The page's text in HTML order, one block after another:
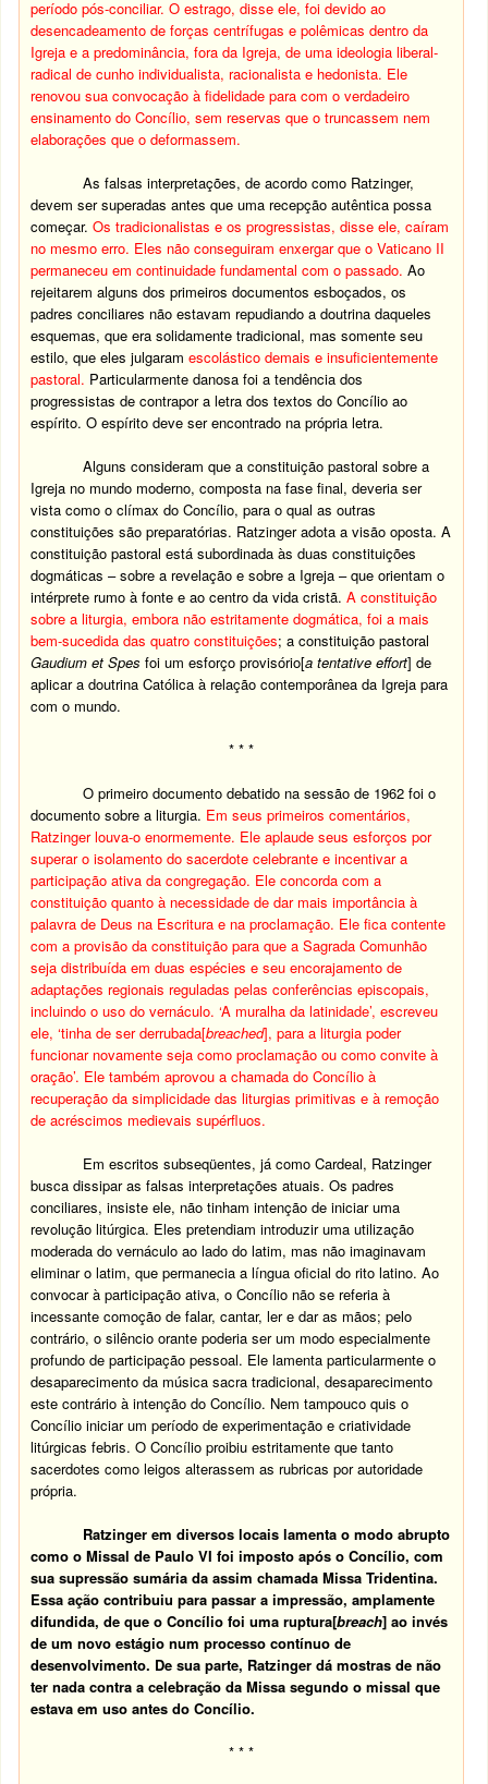
período pós-conciliar. O estrago, disse ele, foi devido ao
desencadeamento de forças centrífugas e polêmicas dentro da
Igreja e a predominância, fora da Igreja, de uma ideologia liberal-
radical de cunho individualista, racionalista e hedonista. Ele
renovou sua convocação à fidelidade para com o verdadeiro
ensinamento do Concílio, sem reservas que o truncassem nem
elaborações que o deformassem.
As falsas interpretações, de acordo como Ratzinger,
devem ser superadas antes que uma recepção autêntica possa
começar.Os tradicionalistas e os progressistas, disse ele, caíram
no mesmo erro. Eles não conseguiram enxergar que o Vaticano II
permaneceu em continuidade fundamental com o passado.Ao
rejeitarem alguns dos primeiros documentos esboçados, os
padres conciliares não estavam repudiando a doutrina daqueles
esquemas, que era solidamente tradicional, mas somente seu
estilo, que eles julgaramescolástico demais e insuficientemente
pastoral. Particularmente danosa foi a tendência dos
progressistas de contrapor a letra dos textos do Concílio ao
espírito. O espírito deve ser encontrado na própria letra.
Alguns consideram que a constituição pastoral sobre a
Igreja no mundo moderno, composta na fase final, deveria ser
vista como o clímax do Concílio, para o qual as outras
constituições são preparatórias. Ratzinger adota a visão oposta. A
constituição pastoral está subordinada às duas constituições
dogmáticas – sobre a revelação e sobre a Igreja – que orientam o
intérprete rumo à fonte e ao centro da vida cristã.A constituição
sobre a liturgia, embora não estritamente dogmática, foi a mais
bem-sucedida das quatro constituições; a constituição pastoral
Gaudium et Spesfoi um esforço provisório[a tentative effort] de
aplicar a doutrina Católica à relação contemporânea da Igreja para
com o mundo.
* * *
O primeiro documento debatido na sessão de 1962 foi o
documento sobre a liturgia. Em seus primeiros comentários,
Ratzinger louva-o enormemente. Ele aplaude seus esforços por
superar o isolamento do sacerdote celebrante e incentivar a
participação ativa da congregação. Ele concorda com a
constituição quanto à necessidade de dar mais importância à
palavra de Deus na Escritura e na proclamação. Ele fica contente
com a provisão da constituição para que a Sagrada Comunhão
seja distribuída em duas espécies e seu encorajamento de
adaptações regionais reguladas pelas conferências episcopais,
incluindo o uso do vernáculo. ‘A muralha da latinidade’, escreveu
ele, ‘tinha de ser derrubada[breached], para a liturgia poder
funcionar novamente seja como proclamação ou como convite à
oração’. Ele também aprovou a chamada do Concílio à
recuperação da simplicidade das liturgias primitivas e à remoção
de acréscimos medievais supérfluos.
Em escritos subseqüentes, já como Cardeal, Ratzinger
busca dissipar as falsas interpretações atuais. Os padres
conciliares, insiste ele, não tinham intenção de iniciar uma
revolução litúrgica. Eles pretendiam introduzir uma utilização
moderada do vernáculo ao lado do latim, mas não imaginavam
eliminar o latim, que permanecia a língua oficial do rito latino. Ao
convocar à participação ativa, o Concílio não se referia à
incessante comoção de falar, cantar, ler e dar as mãos; pelo
contrário, o silêncio orante poderia ser um modo especialmente
profundo de participação pessoal. Ele lamenta particularmente o
desaparecimento da música sacra tradicional, desaparecimento
este contrário à intenção do Concílio. Nem tampouco quis o
Concílio iniciar um período de experimentação e criatividade
litúrgicas febris. O Concílio proibiu estritamente que tanto
sacerdotes como leigos alterassem as rubricas por autoridade
própria.
Ratzinger em diversos locais lamenta o modo abrupto
como o Missal de Paulo VI foi imposto após o Concílio, com
sua supressão sumária da assim chamada Missa Tridentina.
Essa ação contribuiu para passar a impressão, amplamente
difundida, de que o Concílio foi uma ruptura[breach] ao invés
de um novo estágio num processo contínuo de
desenvolvimento. De sua parte, Ratzinger dá mostras de não
ter nada contra a celebração da Missa segundo o missal que
estava em uso antes do Concílio.
* * *